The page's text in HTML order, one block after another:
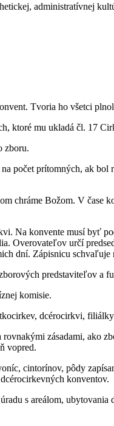
administratívnej
Tvoria ho všetci
ktoré mu ukladá čl. 17
zboru.
počet prítomných, ak
chráme Božom. V čase
Na konvente musí byť
Overovateľov určí
dní. Zápisnicu schvaľuje
predstaviteľov a
komisie.
dcérocirkvi,
zásadami, ako
vopred.
cintorínov, pôdy
konventov.
s areálom,